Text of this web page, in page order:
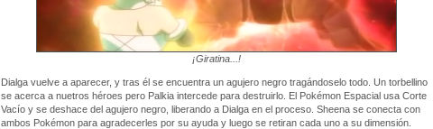
¡Giratina...!
Dialga vuelve a aparecer, y tras él se encuentra un agujero negro tragándoselo todo. Un torbellino
se acerca a nuetros héroes pero Palkia intercede para destruirlo. El Pokémon Espacial usa Corte
Vacío y se deshace del agujero negro, liberando a Dialga en el proceso. Sheena se conecta con
ambos Pokémon para agradecerles por su ayuda y luego se retiran cada uno a su dimensión.